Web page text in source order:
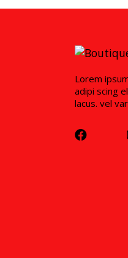
Lorem
adipi scing
lacus. vel